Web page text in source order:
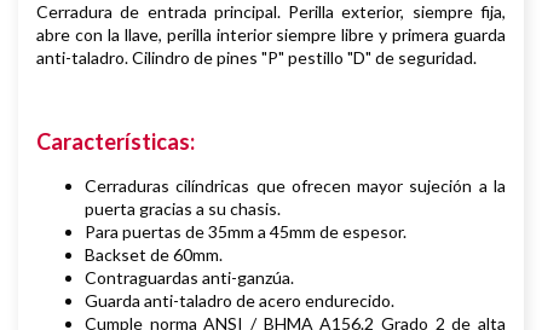
Cerradura de entrada principal. Perilla exterior, siempre fija,
abre con la llave, perilla interior siempre libre y primera guarda
anti-taladro.Cilindro de pines "P" pestillo "D" de seguridad.
Características:
Cerraduras cilíndricas que ofrecen mayor sujeción a la
puerta gracias a su chasis.
Para puertas de 35mm a 45mm de espesor.
Backset de 60mm.
Contraguardas anti-ganzúa.
Guarda anti-taladro de acero endurecido.
Cumple norma ANSI / BHMA A156.2 Grado 2 de alta